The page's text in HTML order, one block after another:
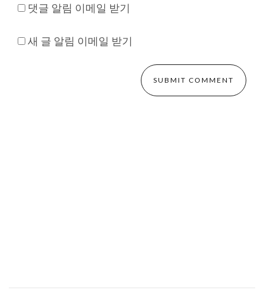
댓글 알림 이메일 받기
새 글 알림 이메일 받기